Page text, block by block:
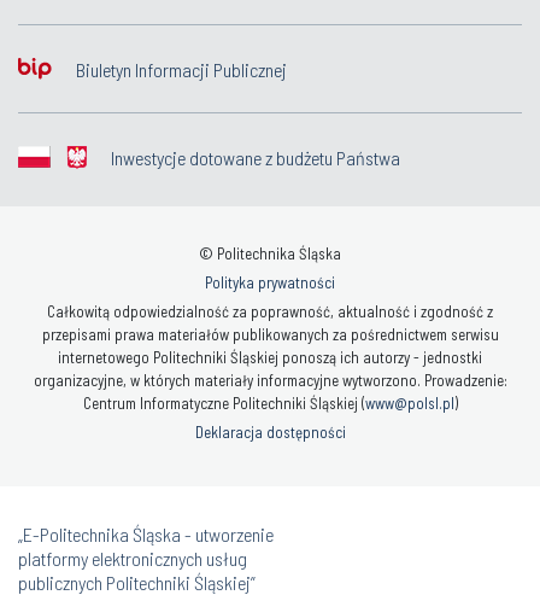
Biuletyn Informacji Publicznej
Inwestycje dotowane z budżetu Państwa
© Politechnika Śląska
Polityka prywatności
Całkowitą odpowiedzialność za poprawność, aktualność i zgodność z
przepisami prawa materiałów publikowanych za pośrednictwem serwisu
internetowego Politechniki Śląskiej ponoszą ich autorzy - jednostki
organizacyjne, w których materiały informacyjne wytworzono. Prowadzenie:
Centrum Informatyczne Politechniki Śląskiej (www@polsl.pl)
Deklaracja dostępności
„E-Politechnika Śląska - utworzenie
platformy elektronicznych usług
publicznych Politechniki Śląskiej”